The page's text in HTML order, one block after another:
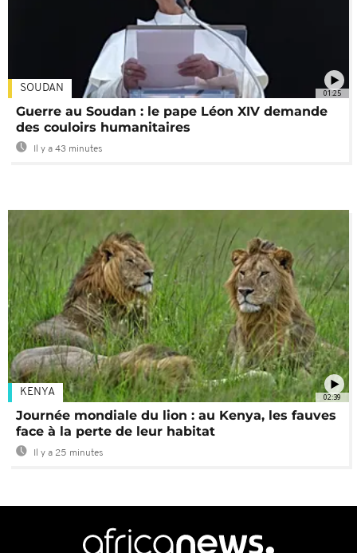
01:25
SOUDAN
Guerre au Soudan : le pape Léon XIV demande
des couloirs humanitaires
Il y a 43 minutes
02:39
KENYA
Journée mondiale du lion : au Kenya, les fauves
face à la perte de leur habitat
Il y a 25 minutes